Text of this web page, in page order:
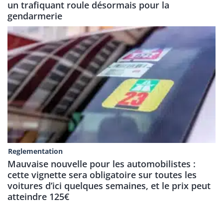
un trafiquant roule désormais pour la
gendarmerie
Reglementation
Mauvaise nouvelle pour les automobilistes :
cette vignette sera obligatoire sur toutes les
voitures d’ici quelques semaines, et le prix peut
atteindre 125€